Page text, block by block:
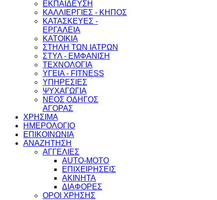
ΕΚΠΑΙΔΕΥΣΗ
ΚΑΛΛΙΕΡΓΙΕΣ - ΚΗΠΟΣ
ΚΑΤΑΣΚΕΥΕΣ -
ΕΡΓΑΛΕΙΑ
ΚΑΤΟΙΚΙΑ
ΣΤΗΛΗ ΤΩΝ ΙΑΤΡΩΝ
ΣΤΥΛ - ΕΜΦΑΝΙΣΗ
ΤΕΧΝΟΛΟΓΙΑ
ΥΓΕΙΑ - FITNESS
ΥΠΗΡΕΣΙΕΣ
ΨΥΧΑΓΩΓΙΑ
ΝΕΟΣ ΟΔΗΓΟΣ
ΑΓΟΡΑΣ
ΧΡΗΣΙΜΑ
ΗΜΕΡΟΛΟΓΙΟ
ΕΠΙΚΟΙΝΩΝΙΑ
ΑΝΑΖΗΤΗΣΗ
ΑΓΓΕΛΙΕΣ
AUTO-MOTO
ΕΠΙΧΕΙΡΗΣΕΙΣ
ΑΚΙΝΗΤΑ
ΔΙΑΦΟΡΕΣ
ΟΡΟΙ ΧΡΗΣΗΣ